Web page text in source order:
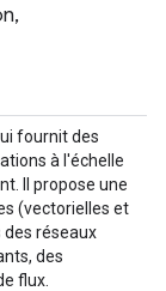
fournit des
à l'échelle
Il propose une
(vectorielles et
réseaux
des
flux.